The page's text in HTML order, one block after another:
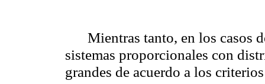
Mientras tanto, en los casos
sistemas proporcionales con
grandes de acuerdo a los